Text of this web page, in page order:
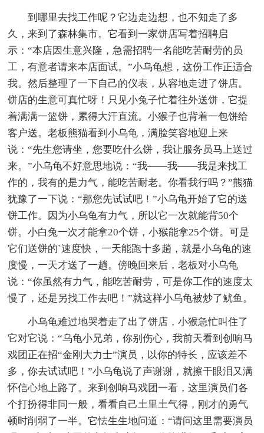
到哪里去找工作呢？它边走边想，也不知走了多
久，来到了森林集市。它看到一家饼店写着招聘启
示：“本店因生意兴隆，急需招聘一名能吃苦耐劳的员
工，有意者请来本店面试。”小乌龟想，这份工作正适合
我。然后整理了一下自己的仪表，从容地走进了饼店。
饼店的生意可真忙呀！只见小兔子忙着往外送饼，它提
着满满一篮饼，累得大汗直流。小猴子也背着一包饼给
客户送。老板熊猫看到小乌龟，满脸笑容地迎上来
说：“先生您请坐，您要吃什么饼，我让服务员马上送过
来。”小乌龟不好意思地说：“我——我——我是来找工
作的，我有的是力气，能吃苦耐老。你看我行吗？”熊猫
犹豫了一下说：“那您先试试吧！”小乌龟开始了它的送
饼工作。因为小乌龟有力气，所以它一次就能背50个
饼。小白兔一次才能拿20个饼，小猴能拿25个饼。可是
它们送饼的`速度快，一天能跑十多趟，就是小乌龟的速
度慢，一天才送了一趟。傍晚回来后，老板对小乌龟
说：“你虽然有力气，能吃苦耐劳，可是你工作的速度太
慢了，还是另找工作去吧！”就这样小乌龟被炒了鱿鱼。
小乌龟难过地哭着走了出了饼店，小猴急忙叫住了
它对它说：“乌龟小兄弟，你别伤心，我前天看到创响马
戏团正在招“金刚大力士”演员，以你的特长，应该差不
多，你去试试吧！”小乌龟说了声谢谢，就擦干眼泪又满
怀信心地上路了。来到创响马戏团一看，这里演员们各
个打扮得非同一般，看看自己土里土气得，刚才的勇气
顿时削弱了一半。它怯生生地问道：“请问这里需要演员